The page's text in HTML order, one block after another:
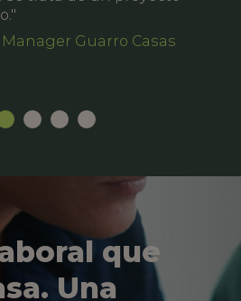
Guarro Casas
que
Una